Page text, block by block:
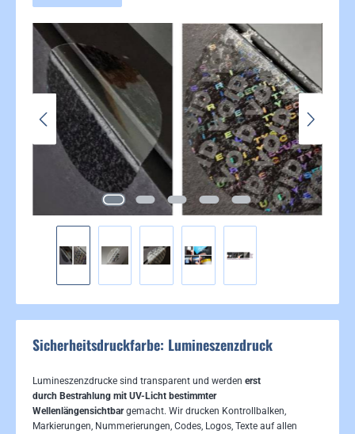
Bildergalerie überspringen
Sicherheitsdruckfarbe: Lumineszenzdruck
Lumineszenzdrucke sind transparent und werden erst
durch Bestrahlung mit UV-Licht bestimmter
Wellenlängensichtbargemacht. Wir drucken Kontrollbalken,
Markierungen, Nummerierungen, Codes, Logos, Texte auf allen